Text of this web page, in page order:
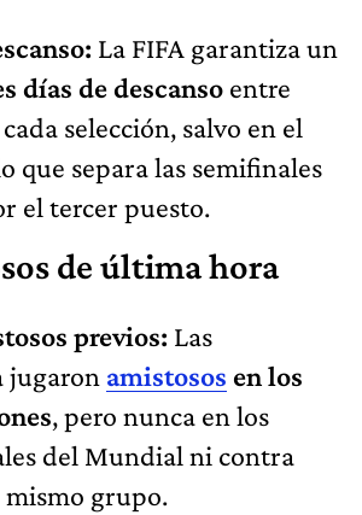
La FIFA garantiza un
días de descanso entre
selección, salvo en el
que separa las semifinales
el tercer puesto.
de última hora
previos: Las
jugaron amistosos en los
, pero nunca en los
del Mundial ni contra
mismo grupo.